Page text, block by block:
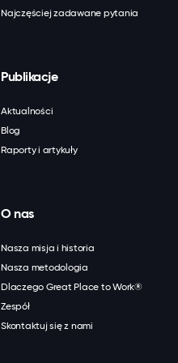
Najczęściej zadawane pytania
Publikacje
Aktualności
Blog
Raporty i artykuły
O nas
Nasza misja i historia
Nasza metodologia
Dlaczego Great Place to Work®
Zespół
Skontaktuj się z nami